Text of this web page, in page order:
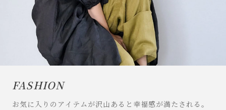
FASHION
お気に入りのアイテムが沢山あると幸福感が満たされる。